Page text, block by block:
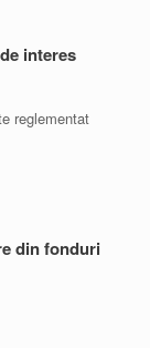
interes
reglementat
din fonduri